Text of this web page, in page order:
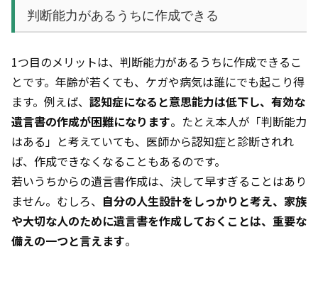
判断能力があるうちに作成できる
1つ目のメリットは、判断能力があるうちに作成できるこ
とです。年齢が若くても、ケガや病気は誰にでも起こり得
ます。例えば、 認知症になると意思能力は低下し、有効な
遺言書の作成が困難になります。たとえ本人が「判断能力
はある」と考えていても、医師から認知症と診断されれ
ば、作成できなくなることもあるのです。
若いうちからの遺言書作成は、決して早すぎることはあり
ません。むしろ、 自分の人生設計をしっかりと考え、家族
や大切な人のために遺言書を作成しておくことは、重要な
備えの一つと言えます。